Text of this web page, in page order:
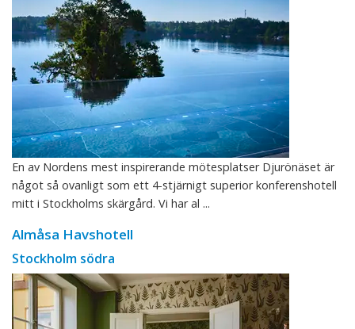
En av Nordens mest inspirerande mötesplatser Djurönäset är
något så ovanligt som ett 4-stjärnigt superior konferenshotell
mitt i Stockholms skärgård. Vi har al ...
Almåsa Havshotell
Stockholm södra